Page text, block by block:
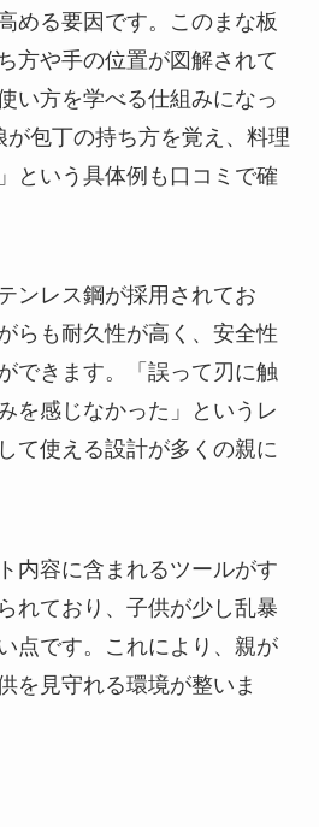
める要因です。このまな板
方や手の位置が図解されて
い方を学べる仕組みになっ
包丁の持ち方を覚え、料理
という具体例も口コミで確
ンレス鋼が採用されてお
らも耐久性が高く、安全性
できます。「誤って刃に触
を感じなかった」というレ
て使える設計が多くの親に
内容に含まれるツールがす
れており、子供が少し乱暴
点です。これにより、親が
を見守れる環境が整いま